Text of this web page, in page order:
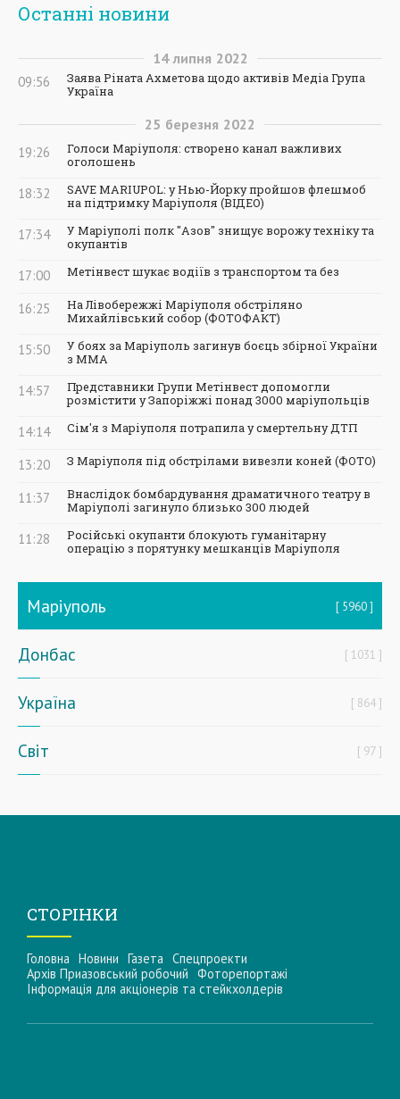
Останні новини
14 липня 2022
09:56
Заява Ріната Ахметова щодо активів Медіа Група
Україна
25 березня 2022
19:26
Голоси Маріуполя: створено канал важливих
оголошень
18:32
SAVE MARIUPOL: у Нью-Йорку пройшов флешмоб
на підтримку Маріуполя (ВІДЕО)
17:34
У Маріуполі полк "Азов" знищує ворожу техніку та
окупантів
17:00 Метінвест шукає водіїв з транспортом та без
16:25
На Лівобережжі Маріуполя обстріляно
Михайлівський собор (ФОТОФАКТ)
15:50
У боях за Маріуполь загинув боєць збірної України
з ММА
14:57
Представники Групи Метінвест допомогли
розмістити у Запоріжжі понад 3000 маріупольців
14:14 Сім'я з Маріуполя потрапила у смертельну ДТП
13:20 З Маріуполя під обстрілами вивезли коней (ФОТО)
11:37
Внаслідок бомбардування драматичного театру в
Маріуполі загинуло близько 300 людей
11:28
Російські окупанти блокують гуманітарну
операцію з порятунку мешканців Маріуполя
Маріуполь 5960
Донбас 1031
Україна 864
Світ 97
СТОРІНКИ
Головна Новини Газета Спецпроекти
Архів Приазовський робочий Фоторепортажі
Інформацiя для акцiонерiв та стейкхолдерiв